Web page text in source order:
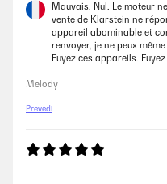
Mauvais. Nul. Le moteur
vente de Klarstein ne
appareil abominable et
renvoyer, je ne peux
Fuyez ces appareils.
Melody
Prevedi